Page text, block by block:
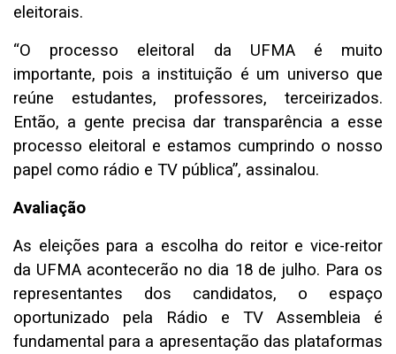
eleitorais.
“O processo eleitoral da UFMA é muito
importante, pois a instituição é um universo que
reúne estudantes, professores, terceirizados.
Então, a gente precisa dar transparência a esse
processo eleitoral e estamos cumprindo o nosso
papel como rádio e TV pública”, assinalou.
Avaliação
As eleições para a escolha do reitor e vice-reitor
da UFMA acontecerão no dia 18 de julho. Para os
representantes dos candidatos, o espaço
oportunizado pela Rádio e TV Assembleia é
fundamental para a apresentação das plataformas